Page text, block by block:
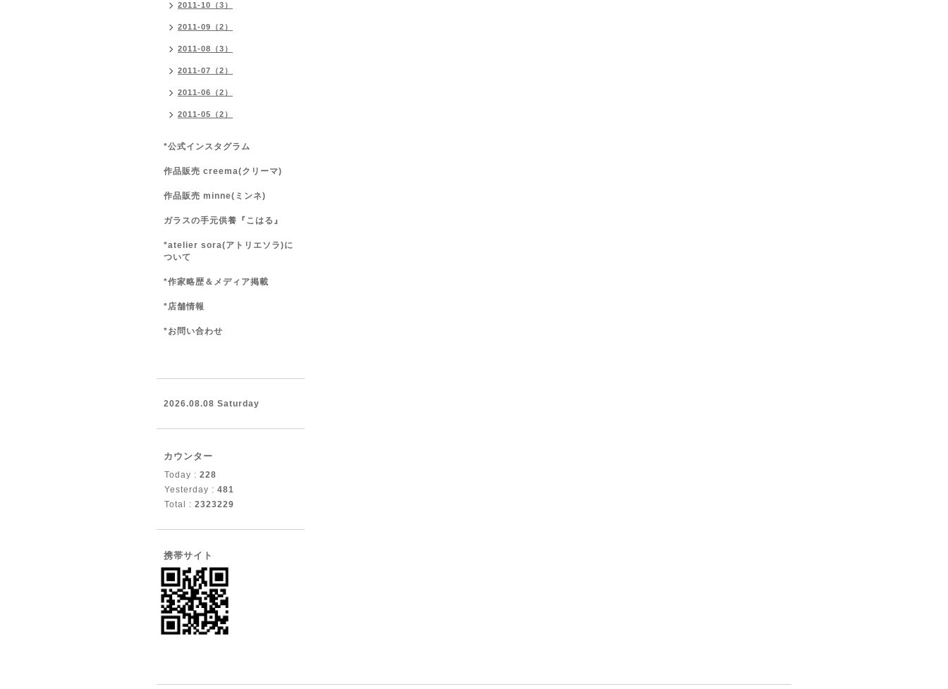
2011-10（3）
2011-09（2）
2011-08（3）
2011-07（2）
2011-06（2）
2011-05（2）
*公式インスタグラム
作品販売 creema(クリーマ)
作品販売 minne(ミンネ)
ガラスの手元供養『こはる』
*atelier sora(アトリエソラ)に
ついて
*作家略歴＆メディア掲載
*店舗情報
*お問い合わせ
2026.08.08 Saturday
カウンター
Today : 228
Yesterday : 481
Total : 2323229
携帯サイト